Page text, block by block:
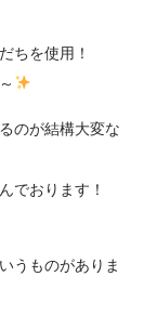
ちを使用！
のが結構大変な
でおります！
うものがありま